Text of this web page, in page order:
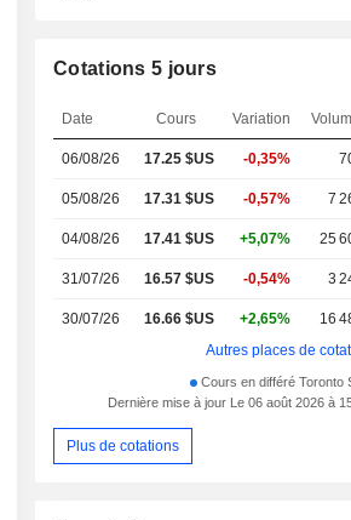
Cotations 5 jours
Date Cours Variation
06/08/26 17.25$US -0,35%
05/08/26 17.31 $US -0,57% 7
04/08/26 17.41 $US +5,07% 25
31/07/26 16.57 $US -0,54% 3
30/07/26 16.66 $US +2,65%
16
Autres places de
Cours en différé Toronto
Dernière mise à jour Le 06 août 2026 à
Plus de cotations